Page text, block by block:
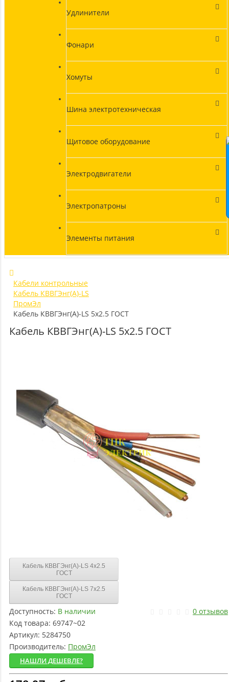
Удлинители
Фонари
Хомуты
Шина электротехническая
Щитовое оборудование
Электродвигатели
Электропатроны
Элементы питания
Кабели контрольные
Кабель КВВГЭнг(А)-LS
ПромЭл
Кабель КВВГЭнг(А)-LS 5х2.5 ГОСТ
Кабель КВВГЭнг(А)-LS 5х2.5 ГОСТ
Кабель КВВГЭнг(А)-LS 4х2.5
ГОСТ
Кабель КВВГЭнг(А)-LS 7х2.5
ГОСТ
Доступность: В наличии
0 отзывов
Код товара: 69747~02
Артикул: 5284750
Производитель: ПромЭл
НАШЛИ ДЕШЕВЛЕ?